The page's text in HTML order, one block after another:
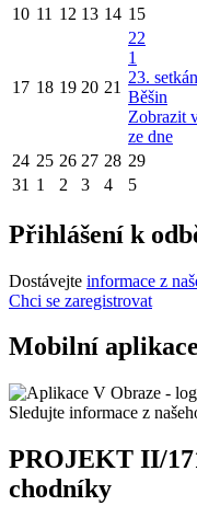
10 11 12 13 14 15
17 18 19 20 21
22
1
23.
Běšin
Zobrazit
ze dne
24 25 26 27 28 29
31 1 2 3 4 5
Přihlášení k
Dostávejte informace z
Chci se zaregistrovat
Mobilní aplikace
Sledujte informace z
PROJEKT II/
chodníky